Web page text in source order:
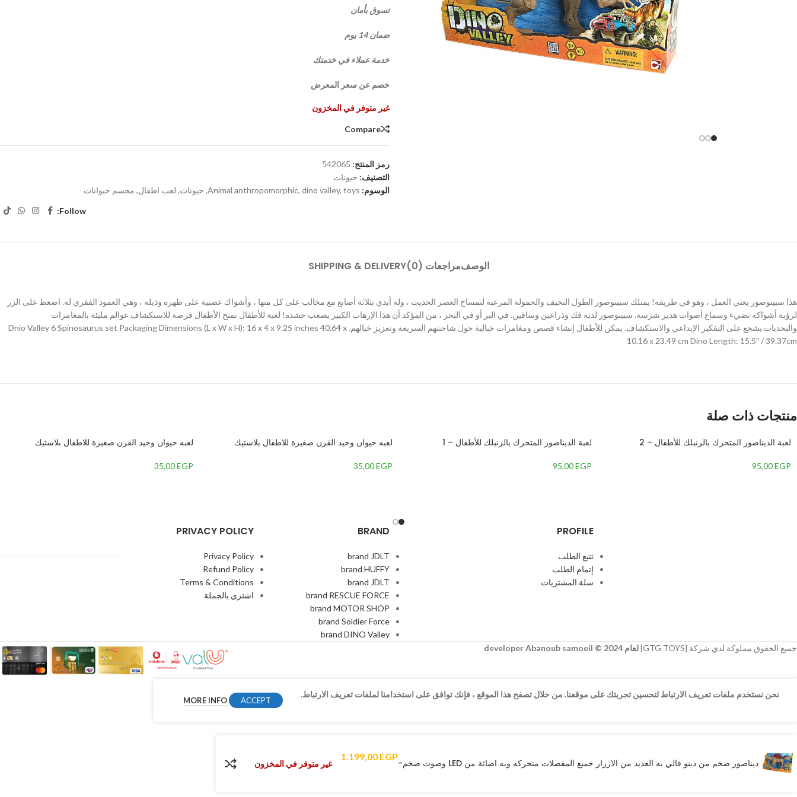
تسوق بأمان
ضمان 14 يوم
خدمة عملاء في خدمتك
خصم عن سعر المعرض
غير متوفر في المخزون
Compare
رمز المنتج: 542065
التصنيف: حيونات
الوسوم:
Animal anthropomorphic, dino valley, toys
, حيونات, لعب اطفال, مجسم حيوانات
Follow:
الوصفمراجعات (0) SHIPPING & DELIVERY
هذا سبينوصور يعني العمل ، وهو في طريقه! يمتلك سبينوصور الطول النحيف والحمولة المرعبة لتمساح العصر الحديث ، وله أيدي بثلاثة أصابع مع مخالب على كل منها ، وأشواك عصبية على ظهره وذيله ، وهي العمود الفقري له. اضغط على الزر
لرؤية أشواكه تضيء وسماع أصوات هدير شرسة. سبينوصور لديه فك وذراعين وساقين. في البر أو في البحر ، من المؤكد أن هذا الإرهاب الكبير يصعب حشده! لعبة للأطفال تمنح الأطفال فرصة للاستكشاف عوالم مليئة بالمغامرات
والتحديات.يشجع على التفكير الإبداعي والاستكشاف. يمكن للأطفال إنشاء قصص ومغامرات خيالية حول شاحنتهم السريعة وتعزيز خيالهم. Dnio Valley 6 Spinosaurus set Packaging Dimensions (L x W x H): 16 x 4 x 9.25 inches 40.64 x
10.16 x 23.49 cm Dino Length: 15.5″ / 39.37cm
منتجات ذات صلة
لعبة الديناصور المتحرك بالزنبلك للأطفال – 2
95,00EGP
لعبة الديناصور المتحرك بالزنبلك للأطفال – 1
95,00EGP
لعبه حيوان وحيد القرن صغيرة للاطفال بلاستيك
35,00EGP
لعبه حيوان وحيد القرن صغيرة للاطفال بلاستيك
35,00EGP
PROFILE
تتبع الطلب
إتمام الطلب
سلة المشتريات
BRAND
brand JDLT
brand HUFFY
brand JDLT
brand RESCUE FORCE
brand MOTOR SHOP
brand Soldier Force
brand DINO Valley
PRIVACY POLICY
Privacy Policy
Refund Policy
Terms & Conditions
اشتري بالجملة
جميع الحقوق مملوكة لدي شركة [GTG TOYS] لعام 2024 © developer Abanoub samoeil
WhatsApp
TikTok
نحن نستخدم ملفات تعريف الارتباط لتحسين تجربتك على موقعنا. من خلال تصفح هذا الموقع ، فإنك توافق على استخدامنا لملفات تعريف الارتباط.
MORE INFO ACCEPT
ديناصور ضخم من دينو فالي به العديد من الازرار جميع المفصلات متحركه وبه اضائة من LED وصوت ضخم-
1.199,00 EGP
غير متوفر في المخزون